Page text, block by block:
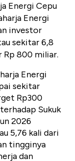
Energi Cepu
Energi
investor
sekitar 6,8
Rp 800 miliar.
Energi
sekitar
Rp300
Sukuk
2026
5,76 kali dari
tingginya
dan